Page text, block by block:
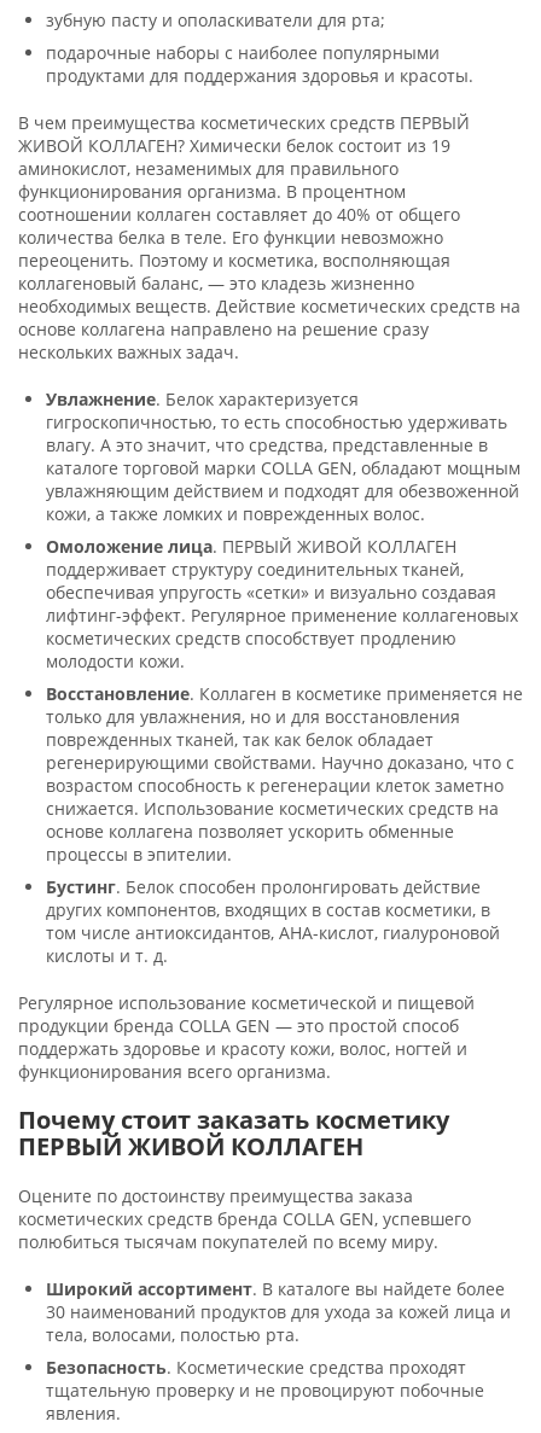
зубную пасту и ополаскиватели для рта;
подарочные наборы с наиболее популярными
продуктами для поддержания здоровья и красоты.
В чем преимущества косметических средств ПЕРВЫЙ
ЖИВОЙ КОЛЛАГЕН? Химически белок состоит из 19
аминокислот, незаменимых для правильного
функционирования организма. В процентном
соотношении коллаген составляет до 40% от общего
количества белка в теле. Его функции невозможно
переоценить. Поэтому и косметика, восполняющая
коллагеновый баланс, — это кладезь жизненно
необходимых веществ. Действие косметических средств на
основе коллагена направлено на решение сразу
нескольких важных задач.
Увлажнение. Белок характеризуется
гигроскопичностью, то есть способностью удерживать
влагу. А это значит, что средства, представленные в
каталоге торговой марки COLLA GEN, обладают мощным
увлажняющим действием и подходят для обезвоженной
кожи, а также ломких и поврежденных волос.
Омоложение лица. ПЕРВЫЙ ЖИВОЙ КОЛЛАГЕН
поддерживает структуру соединительных тканей,
обеспечивая упругость «сетки» и визуально создавая
лифтинг-эффект. Регулярное применение коллагеновых
косметических средств способствует продлению
молодости кожи.
Восстановление. Коллаген в косметике применяется не
только для увлажнения, но и для восстановления
поврежденных тканей, так как белок обладает
регенерирующими свойствами. Научно доказано, что с
возрастом способность к регенерации клеток заметно
снижается. Использование косметических средств на
основе коллагена позволяет ускорить обменные
процессы в эпителии.
Бустинг. Белок способен пролонгировать действие
других компонентов, входящих в состав косметики, в
том числе антиоксидантов, AHA-кислот, гиалуроновой
кислоты и т. д.
Регулярное использование косметической и пищевой
продукции бренда COLLA GEN — это простой способ
поддержать здоровье и красоту кожи, волос, ногтей и
функционирования всего организма.
Почему стоит заказать косметику
ПЕРВЫЙ ЖИВОЙ КОЛЛАГЕН
Оцените по достоинству преимущества заказа
косметических средств бренда COLLA GEN, успевшего
полюбиться тысячам покупателей по всему миру.
Широкий ассортимент. В каталоге вы найдете более
30 наименований продуктов для ухода за кожей лица и
тела, волосами, полостью рта.
Безопасность. Косметические средства проходят
тщательную проверку и не провоцируют побочные
явления.